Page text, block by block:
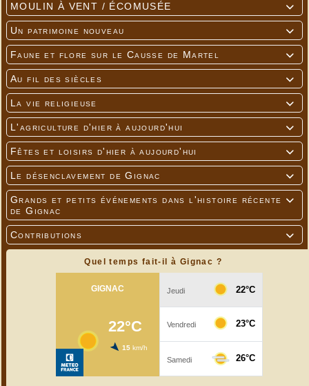

MOULIN À VENT / ÉCOMUSÉE

Un patrimoine nouveau

Faune et flore sur le Causse de Martel

Au fil des siècles

La vie religieuse

L'agriculture d'hier à aujourd'hui

Fêtes et loisirs d'hier à aujourd'hui

Le désenclavement de Gignac

Grands et petits événements dans l'histoire récente
de Gignac

Contributions
Quel temps fait-il à Gignac ?